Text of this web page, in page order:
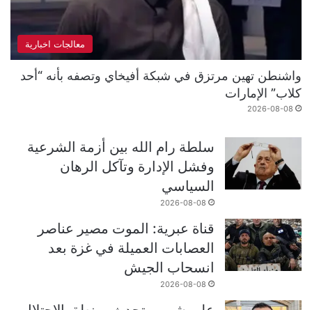
معالجات اخبارية
واشنطن تهين مرتزق في شبكة أفيخاي وتصفه بأنه “أحد
كلاب” الإمارات
2026-08-08
سلطة رام الله بين أزمة الشرعية
وفشل الإدارة وتآكل الرهان
السياسي
2026-08-08
قناة عبرية: الموت مصير عناصر
العصابات العميلة في غزة بعد
انسحاب الجيش
2026-08-08